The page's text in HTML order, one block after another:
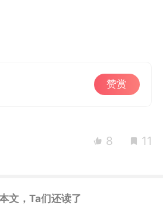
赞赏
8 11
文，Ta们还读了